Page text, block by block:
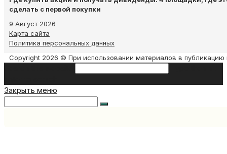
сделать с первой покупки
9 Август 2026
Карта сайта
Политика персональных данных
Copyright 2026 © При использовании материалов в
Закрыть меню